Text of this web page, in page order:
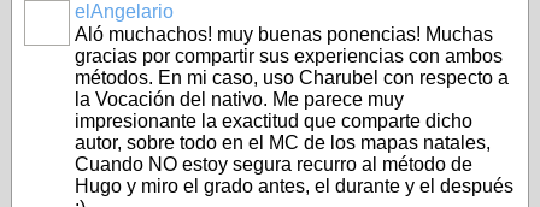
elAngelario
Aló muchachos! muy buenas ponencias! Muchas
gracias por compartir sus experiencias con ambos
métodos. En mi caso, uso Charubel con respecto a
la Vocación del nativo. Me parece muy
impresionante la exactitud que comparte dicho
autor, sobre todo en el MC de los mapas natales,
Cuando NO estoy segura recurro al método de
Hugo y miro el grado antes, el durante y el después